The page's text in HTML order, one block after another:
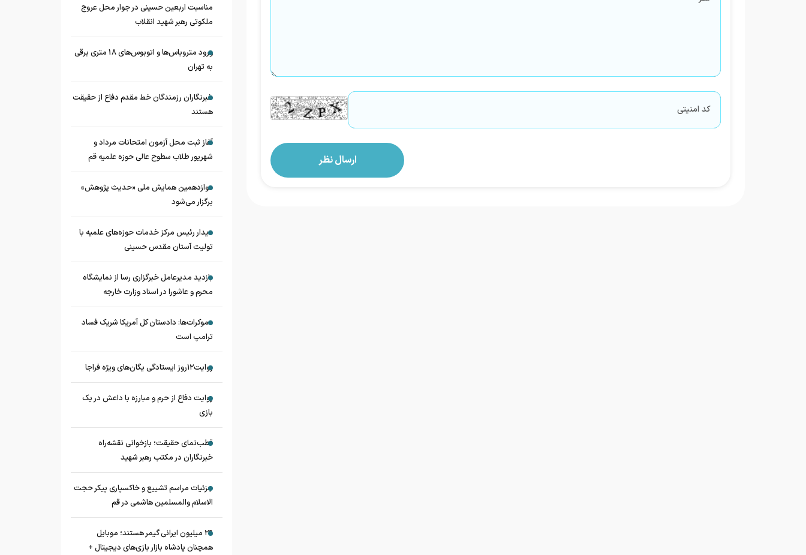
مناسبت اربعین حسینی در جوار محل عروج
ملکوتی رهبر شهید انقلاب
ورود متروباس‌ها و اتوبوس‌های 18 متری برقی
به تهران
خبرنگاران رزمندگان خط مقدم دفاع از حقیقت
هستند
آغاز ثبت محل آزمون امتحانات مرداد و
شهریور طلاب سطوح عالی حوزه علمیه قم
دوازدهمین همایش ملی «حدیث‌ پژوهش»
برگزار می‌شود
دیدار رئیس مرکز خدمات حوزه‌های علمیه با
تولیت آستان مقدس حسینی
بازدید مدیرعامل خبرگزاری رسا از نمایشگاه
محرم و عاشورا در اسناد وزارت خارجه
دموکرات‌ها: دادستان کل آمریکا شریک فساد
ترامپ است
روایت۱۲روز ایستادگی یگان‌های ویژه فراجا
روایت دفاع از حرم و مبارزه با داعش در یک
بازی
قطب‌نمای حقیقت؛ بازخوانی نقشه‌راه
خبرنگاران در مکتب رهبر شهید
جزئیات مراسم تشییع و خاکسپاری پیکر حجت
الاسلام والمسلمین هاشمی در قم
۲۹ میلیون ایرانی گیمر هستند؛ موبایل
همچنان پادشاه بازار بازی‌های دیجیتال +